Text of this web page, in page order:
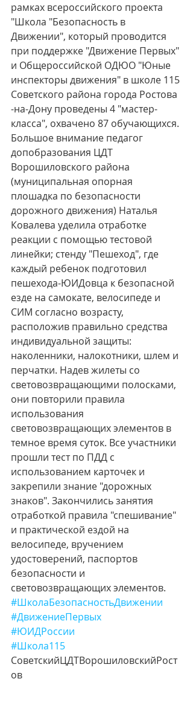
рамках всероссийского проекта
"Школа "Безопасность в
Движении", который проводится
при поддержке "Движение Первых"
и Общероссийской ОДЮО "Юные
инспекторы движения" в школе 115
Советского района города Ростова
-на-Дону проведены 4 "мастер-
класса", охвачено 87 обучающихся.
Большое внимание педагог
допобразования ЦДТ
Ворошиловского района
(муниципальная опорная
плошадка по безопасности
дорожного движения) Наталья
Ковалева уделила отработке
реакции с помощью тестовой
линейки; стенду "Пешеход", где
каждый ребенок подготовил
пешехода-ЮИДовца к безопасной
езде на самокате, велосипеде и
СИМ согласно возрасту,
расположив правильно средства
индивидуальной защиты:
наколенники, налокотники, шлем и
перчатки. Надев жилеты со
световозвращающими полосками,
они повторили правила
использования
световозвращающих элементов в
темное время суток. Все участники
прошли тест по ПДД с
использованием карточек и
закрепили знание "дорожных
знаков". Закончились занятия
отработкой правила "спешивание"
и практической ездой на
велосипеде, вручением
удостоверений, паспортов
безопасности и
световозвращающих элементов.
#ШколаБезопасностьДвижении
#ДвижениеПервых
#ЮИДРоссии
#Школа115
СоветскийЦДТВорошиловскийРост
ов